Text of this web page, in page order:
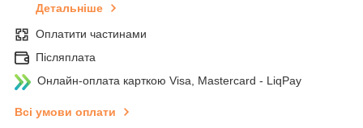
Детальніше
Оплатити частинами
Післяплата
Онлайн-оплата карткою Visa, Mastercard - LiqPay
Всі умови оплати